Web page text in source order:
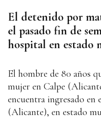
El detenido por
el pasado fin de
hospital en estado
El hombre de 80 años
mujer en Calpe
encuentra ingresado
(Alicante), en estado